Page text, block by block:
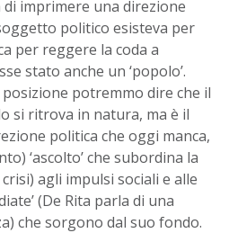
imprimere una direzione
politico esisteva per
per reggere la coda a
stato anche un ‘popolo’.
posizione potremmo dire che il
si ritrova in natura, ma è il
politica che oggi manca,
‘ascolto’ che subordina la
agli impulsi sociali e alle
(De Rita parla di una
che sorgono dal suo fondo.